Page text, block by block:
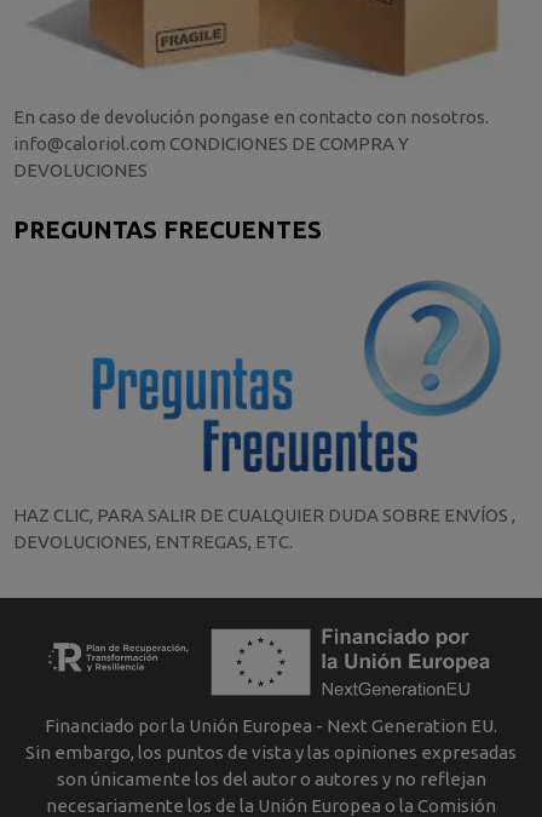
En caso de devolución pongase en contacto con nosotros.
info@caloriol.com CONDICIONES DE COMPRA Y
DEVOLUCIONES
PREGUNTAS FRECUENTES
HAZ CLIC, PARA SALIR DE CUALQUIER DUDA SOBRE ENVÍOS ,
DEVOLUCIONES, ENTREGAS, ETC.
Financiado por la Unión Europea - Next Generation EU.
Sin embargo, los puntos de vista y las opiniones expresadas
son únicamente los del autor o autores y no reflejan
necesariamente los de la Unión Europea o la Comisión